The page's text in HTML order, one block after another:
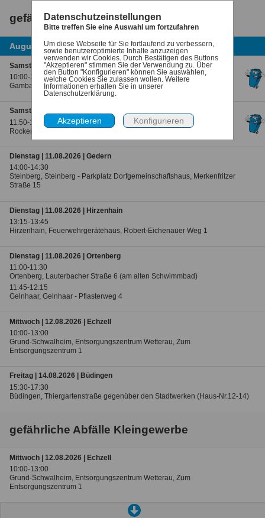
gefährliche Abfälle Haushalte
August 2026
heute
Samstag | 08.08.2026 | Münzenberg
10:00-11:30
Gambach, Gambach - Kirmesplatz, Kneibenweg
Samstag | 08.08.2026 | Rockenberg
11:50-13:20
Rockenberg, Parkplatz Wettertalhalle, Ziegelgasse 11
Dienstag | 11.08.2026 | Gedern
14:00-14:30
Steinberg, Steinberg - Parkplatz Dorfgemeinschaftshaus, Merkenfritzer
Straße 15
Dienstag | 11.08.2026 | Hirzenhain
13:15-13:45
Hirzenhain, Feuerwehrgerätehaus, Robert-Eichenauer Weg 1
Dienstag | 11.08.2026 | Ortenberg
11:00-11:30
Ortenberg, Lauterbacher Straße 6 (am alten Schwimmbad)
11:45-12:15
Gelnhaar, Gelnhaar - Pflasterweg 4
Mittwoch | 12.08.2026 | Echzell
10:00-13:00
Grund-Schwalheim, Entsorgungszentrum Wetterau, Zum
Entsorgungszentrum 1
Freitag | 14.08.2026 | Büdingen
15:30-17:30
Büdingen, Thiergartenstraße gegenüber den Stadtwerken (Haus-Nr.12-14)
gefährliche Abfälle Kleingewerbe
Mittwoch | 12.08.2026 | Echzell
10:00-13:00
Grund-Schwalheim, Entsorgungszentrum Wetterau, Zum
Entsorgungszentrum 1
Datenschutzeinstellungen
Bitte treffen Sie eine Auswahl um fortzufahren
Um diese Webseite für Sie fortlaufend zu verbessern,
sowie benutzeroptimierte Inhalte anzuzeigen
verwenden wir Cookies. Durch Bestätigen des Buttons
"Akzeptieren" stimmen Sie der Verwendung zu. Über
den Button "Konfigurieren" können Sie auswählen,
welche Cookies Sie zulassen wollen. Weitere
Informationen erhalten Sie in unserer
Datenschutzerklärung.